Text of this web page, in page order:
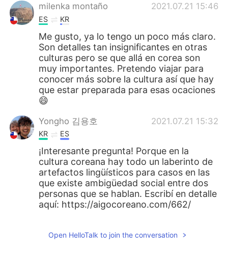
Français Deutsch
日本語 한국어
Русский ไทย
Indonesia Italiano
Português
milenka montaño
2021.07.21 15:46
ES KR
Me gusto, ya lo tengo un poco más claro.
Son detalles tan insignificantes en otras
culturas pero se que allá en corea son
muy importantes. Pretendo viajar para
conocer más sobre la cultura así que hay
que estar preparada para esas ocaciones
😄
Yongho 김용호 2021.07.21 15:32
KR ES
¡Interesante pregunta! Porque en la
cultura coreana hay todo un laberinto de
artefactos lingüísticos para casos en las
que existe ambigüedad social entre dos
personas que se hablan. Escribí en detalle
aquí: https://aigocoreano.com/662/
Open HelloTalk to join the conversation